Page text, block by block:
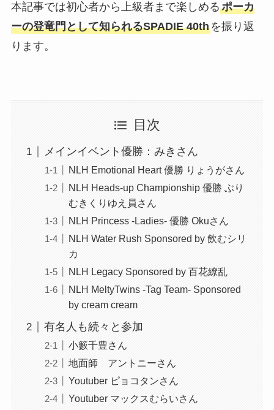
本記事では初心者から上級者まで楽しめるポーカ
ーの登竜門として知られるSPADIE 40thを振り返
ります。
目次
メインイベント優勝：みきさん
NLH Emotional Heart 優勝 りょうがさん
NLH Heads-up Championship 優勝 ぶり
むきくりゆえ員さん
NLH Princess -Ladies- 優勝 Okuさん
NLH Water Rush Sponsored by 飲むシリ
カ
NLH Legacy Sponsored by 百花繚乱
NLH MeltyTwins -Tag Team- Sponsored
by cream cream
有名人も続々と参加
小籔千豊さん
地面師 アントニーさん
Youtuber ピョコタンさん
Youtuber マックスむらいさん